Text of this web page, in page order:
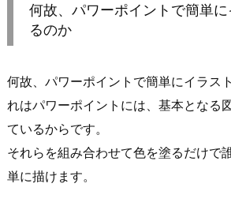
何故、パワーポイントで簡単
るのか
何故、パワーポイントで簡単にイラス
れはパワーポイントには、基本となる
ているからです。
それらを組み合わせて色を塗るだけで
単に描けます。